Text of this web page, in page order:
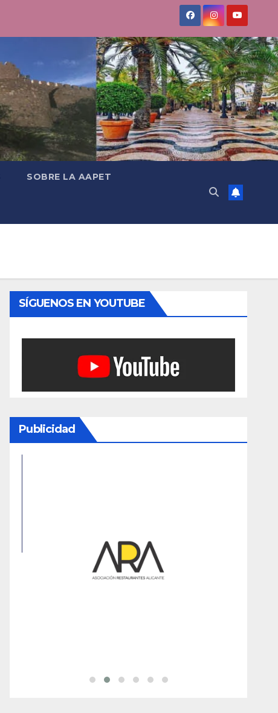
SOBRE LA AAPET
SÍGUENOS EN YOUTUBE
Publicidad